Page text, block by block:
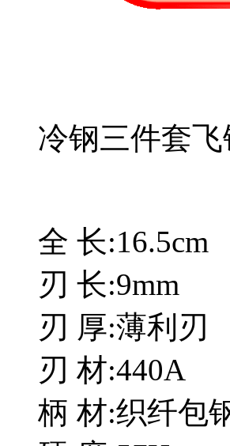
冷钢三件套飞
全 长:16.5cm
刃 长:9mm
刃 厚:薄利刃
刃 材:440A
柄 材:织纤包